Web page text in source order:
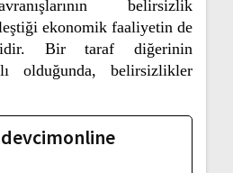
belirsizlik
ekonomik faaliyetin de
Bir taraf diğerinin
olduğunda, belirsizlikler